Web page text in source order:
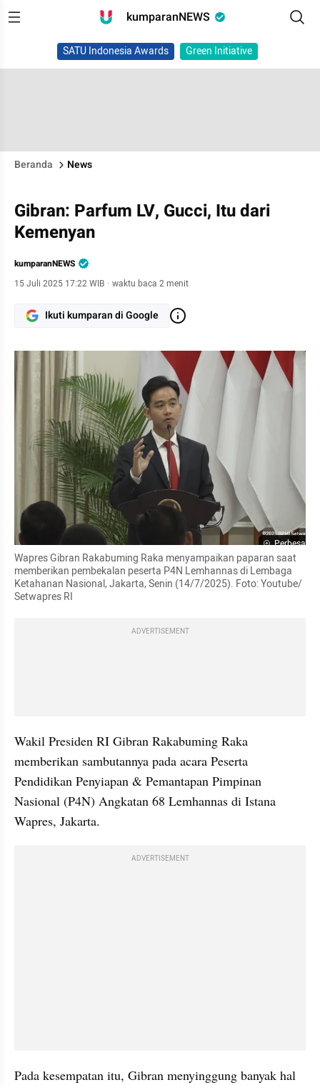
kumparanNEWS
SATU Indonesia Awards Green Initiative
Beranda News
Gibran: Parfum LV, Gucci, Itu dari
Kemenyan
kumparanNEWS
15 Juli 2025 17:22 WIB · waktu baca 2 menit
Ikuti kumparan di Google
Perbesar
Wapres Gibran Rakabuming Raka menyampaikan paparan saat
memberikan pembekalan peserta P4N Lemhannas di Lembaga
Ketahanan Nasional, Jakarta, Senin (14/7/2025). Foto: Youtube/
Setwapres RI
ADVERTISEMENT
Wakil Presiden RI Gibran Rakabuming Raka
memberikan sambutannya pada acara Peserta
Pendidikan Penyiapan & Pemantapan Pimpinan
Nasional (P4N) Angkatan 68 Lemhannas di Istana
Wapres, Jakarta.
ADVERTISEMENT
Pada kesempatan itu, Gibran menyinggung banyak hal